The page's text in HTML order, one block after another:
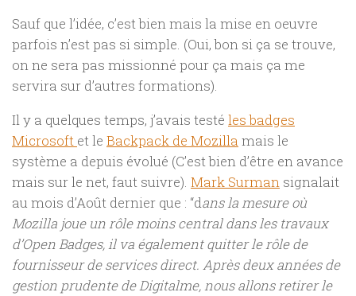
Sauf que l’idée, c’est bien mais la mise en oeuvre
parfois n’est pas si simple. (Oui, bon si ça se trouve,
on ne sera pas missionné pour ça mais ça me
servira sur d’autres formations).
Il y a quelques temps, j’avais testé les badges
Microsoft et le Backpack de Mozilla mais le
système a depuis évolué (C’est bien d’être en avance
mais sur le net, faut suivre). Mark Surman signalait
au mois d’Août dernier que : “dans la mesure où
Mozilla joue un rôle moins central dans les travaux
d’Open Badges, il va également quitter le rôle de
fournisseur de services direct. Après deux années de
gestion prudente de Digitalme, nous allons retirer le